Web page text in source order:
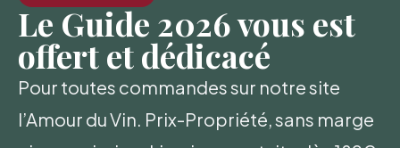
Le Guide 2026 vous est
offert et dédicacé
Pour toutes commandes sur notre site
l’Amour du Vin. Prix-Propriété, sans marge